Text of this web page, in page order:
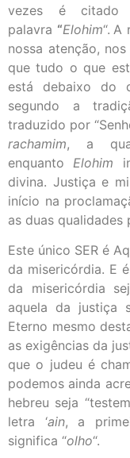
vezes é
palavra “Elohim“. A
nossa atenção,
que tudo o que
está debaixo do
segundo a
traduzido por
rachamim, a
enquanto Elohim
divina. Justiça e
início na
as duas qualidades
Este único SER é
da misericórdia. E
da misericórdia
aquela da justiça
Eterno mesmo
as exigências da
que o judeu é
podemos ainda
hebreu seja
letra ‘ain, a
significa “olho“.